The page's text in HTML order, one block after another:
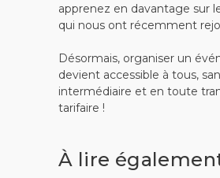
apprenez en davantage sur
qui nous ont récemment
Désormais, organiser un
devient accessible à tous,
intermédiaire et en toute
tarifaire !
À lire